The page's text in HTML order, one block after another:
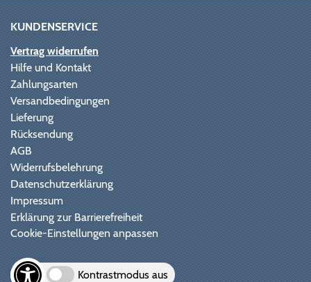
KUNDENSERVICE
Vertrag widerrufen
Hilfe und Kontakt
Zahlungsarten
Versandbedingungen
Lieferung
Rücksendung
AGB
Widerrufsbelehrung
Datenschutzerklärung
Impressum
Erklärung zur Barrierefreiheit
Cookie-Einstellungen anpassen
Kontrastmodus aus